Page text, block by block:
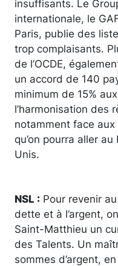
insuffisants. Le
internationale, le
Paris, publie des
trop complaisants.
de l’OCDE,
un accord de 140
minimum de 15%
l’harmonisation des
notamment face aux
qu’on pourra aller
Unis.
NSL : Pour revenir
dette et à l’argent,
Saint-Matthieu un
des Talents. Un
sommes d’argent,